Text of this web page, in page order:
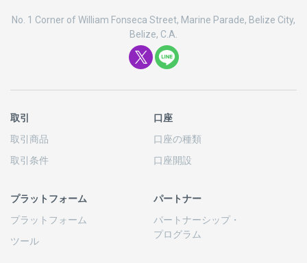
No. 1 Corner of William Fonseca Street, Marine Parade, Belize City,
Belize, C.A.
取引
取引商品
取引条件
口座
口座の種類
口座開設
プラットフォーム
プラットフォーム
ツール
パートナー
パートナーシップ・
プログラム